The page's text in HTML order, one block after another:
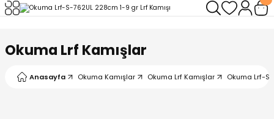
Okuma Lrf Kamışlar
Anasayfa Okuma Kamışlar Okuma Lrf Kamışlar Okuma Lrf-S-
Geri Dön
Makineleri
Geri Dön
Geri Dön
Misinalar
Geri Dön
- Klips
Halka
Geri Dön
Geri Dön